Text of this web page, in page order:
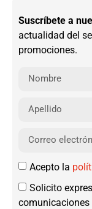
Suscríbete a
actualidad del
promociones.
Acepto la
Solicito
comunicaciones